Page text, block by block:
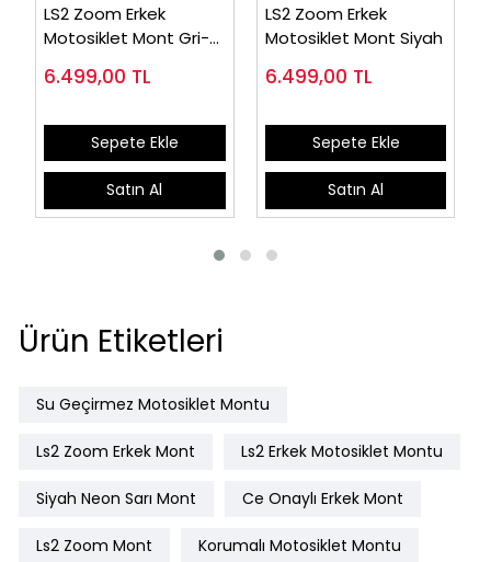
LS2 Zoom Erkek
Motosiklet Mont Gri-
6.499,00 TL
Sepete Ekle
Satın Al
LS2 Zoom Erkek
Motosiklet Mont Siyah
6.499,00 TL
Sepete Ekle
Satın Al
Ürün Etiketleri
Su Geçirmez Motosiklet Montu
Ls2 Zoom Erkek Mont Ls2 Erkek Motosiklet Montu
Siyah Neon Sarı Mont Ce Onaylı Erkek Mont
Ls2 Zoom Mont Korumalı Motosiklet Montu